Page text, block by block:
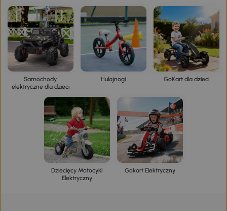
Samochody
elektryczne dla dzieci
Hulajnogi GoKart dla dzieci
Dziecięcy Motocykl
Elektryczny
Gokart Elektryczny